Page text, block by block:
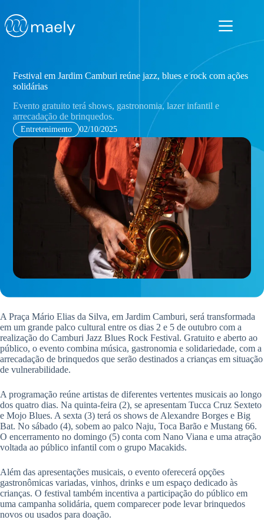
para
conteúdo
Festival em Jardim Camburi reúne jazz, blues e rock com ações
solidárias
Evento gratuito terá shows, gastronomia, lazer infantil e
arrecadação de brinquedos.
Entretenimento 02/10/2025
A Praça Mário Elias da Silva, em Jardim Camburi, será transformada
em um grande palco cultural entre os dias 2 e 5 de outubro com a
realização do Camburi Jazz Blues Rock Festival. Gratuito e aberto ao
público, o evento combina música, gastronomia e solidariedade, com a
arrecadação de brinquedos que serão destinados a crianças em situação
de vulnerabilidade.
A programação reúne artistas de diferentes vertentes musicais ao longo
dos quatro dias. Na quinta-feira (2), se apresentam Tucca Cruz Sexteto
e Mojo Blues. A sexta (3) terá os shows de Alexandre Borges e Big
Bat. No sábado (4), sobem ao palco Naju, Toca Barão e Mustang 66.
O encerramento no domingo (5) conta com Nano Viana e uma atração
voltada ao público infantil com o grupo Macakids.
Além das apresentações musicais, o evento oferecerá opções
gastronômicas variadas, vinhos, drinks e um espaço dedicado às
crianças. O festival também incentiva a participação do público em
uma campanha solidária, quem comparecer pode levar brinquedos
novos ou usados para doação.